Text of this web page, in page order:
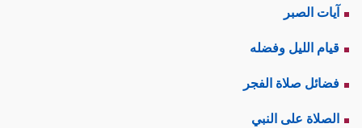
آيات الصبر
قيام الليل وفضله
فضائل صلاة الفجر
الصلاة على النبي